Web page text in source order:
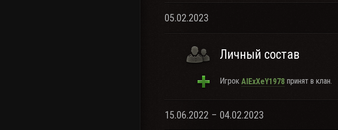
05.02.2023
Личный состав
Игрок AlExXeY1978 принят в клан.
15.06.2022 – 04.02.2023